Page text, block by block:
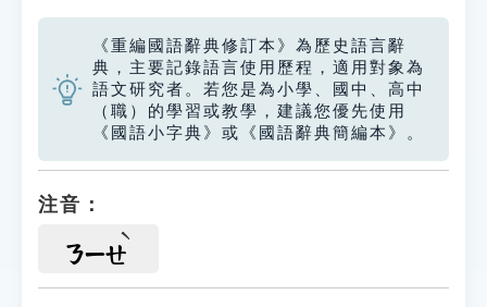
《重編國語辭典修訂本》為歷史語言辭
典，主要記錄語言使用歷程，適用對象為
語文研究者。若您是為小學、國中、高中
（職）的學習或教學，建議您優先使用
《國語小字典》或《國語辭典簡編本》。
注音：
ㄋㄧㄝ